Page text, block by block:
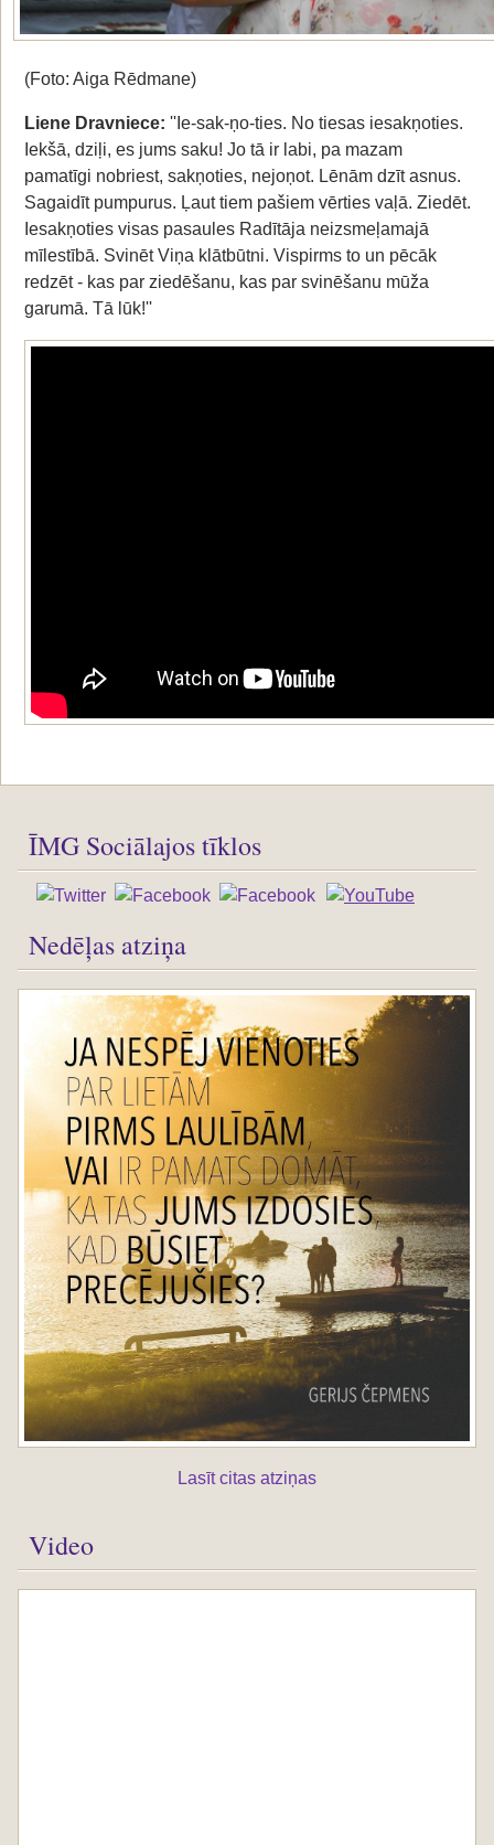
(Foto: Aiga Rēdmane)
Liene Dravniece: ''Ie-sak-ņo-ties. No tiesas iesakņoties.
Iekšā, dziļi, es jums saku! Jo tā ir labi, pa mazam
pamatīgi nobriest, sakņoties, nejoņot. Lēnām dzīt asnus.
Sagaidīt pumpurus. Ļaut tiem pašiem vērties vaļā. Ziedēt.
Iesakņoties visas pasaules Radītāja neizsmeļamajā
mīlestībā. Svinēt Viņa klātbūtni. Vispirms to un pēcāk
redzēt - kas par ziedēšanu, kas par svinēšanu mūža
garumā. Tā lūk!''
ĪMG Sociālajos tīklos
Nedēļas atziņa
Lasīt citas atziņas
Video